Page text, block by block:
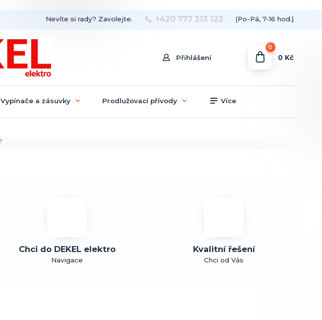
Přihlášení
Nevíte si rady? Zavolejte. +420 777 313 122 (Po-Pá, 7-16 hod.)
0
0 Kč
Vypínače a zásuvky Prodlužovací přívody Více
Chci do DEKEL elektro
Navigace
Kvalitní řešení
Chci od Vás